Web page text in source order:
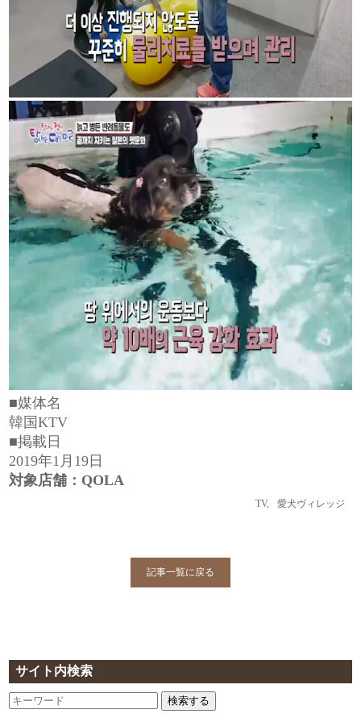
サイト内検索
検索する
■媒体名
韓国KTV
■掲載日
2019年1月19日
対象店舗：QOLA
TV, 愛犬ヴィレッジ
記事一覧に戻る